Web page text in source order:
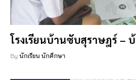
โรงเรียนบ้านซับสุราษฎร์ –
By นักเรียน นักศึกษา